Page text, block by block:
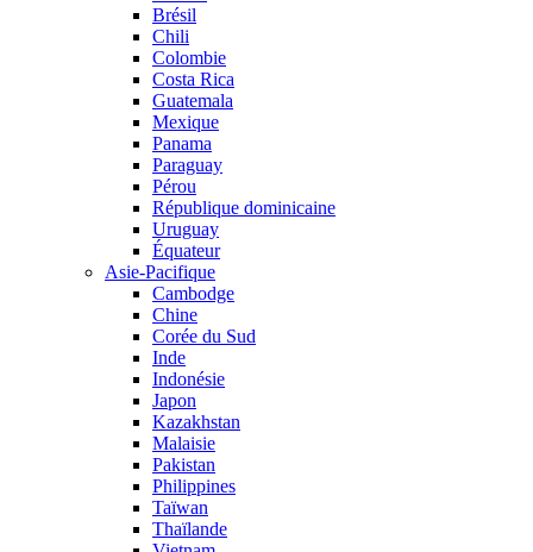
Brésil
Chili
Colombie
Costa Rica
Guatemala
Mexique
Panama
Paraguay
Pérou
République dominicaine
Uruguay
Équateur
Asie-Pacifique
Cambodge
Chine
Corée du Sud
Inde
Indonésie
Japon
Kazakhstan
Malaisie
Pakistan
Philippines
Taïwan
Thaïlande